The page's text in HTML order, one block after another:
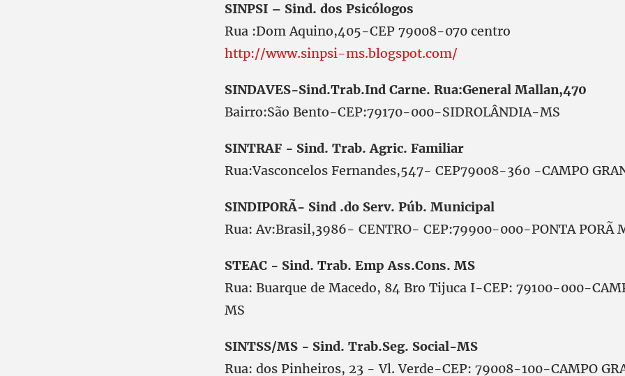
SINPSI – Sind. dos Psicólogos
Rua :Dom Aquino,405-CEP 79008-070 centro
http://www.sinpsi-ms.blogspot.com/
SINDAVES-Sind.Trab.Ind Carne. Rua:General Mallan,470
Bairro:São Bento-CEP:79170-000-SIDROLÂNDIA-MS
SINTRAF - Sind. Trab. Agric. Familiar
Rua:Vasconcelos Fernandes,547- CEP79008-360 -CAMPO
SINDIPORÃ- Sind .do Serv. Púb. Municipal
Rua: Av:Brasil,3986- CENTRO- CEP:79900-000-PONTA PORÃ
STEAC - Sind. Trab. Emp Ass.Cons. MS
Rua: Buarque de Macedo, 84 Bro Tijuca I-CEP: 79100-000-
MS
SINTSS/MS - Sind. Trab.Seg. Social-MS
Rua: dos Pinheiros, 23 - Vl. Verde-CEP: 79008-100-CAMPO